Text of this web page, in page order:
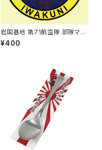
岩国基地 第71航空隊 部隊マー
クステッカー
¥400